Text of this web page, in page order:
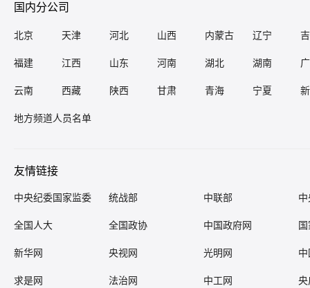
国内分公司
北京 天津 河北 山西 内蒙古 辽宁
福建 江西 山东 河南 湖北 湖南
云南 西藏 陕西 甘肃 青海 宁夏
地方频道人员名单
友情链接
中央纪委国家监委 统战部 中联部
全国人大 全国政协 中国政府网
新华网 央视网 光明网
求是网 法治网 中工网 央